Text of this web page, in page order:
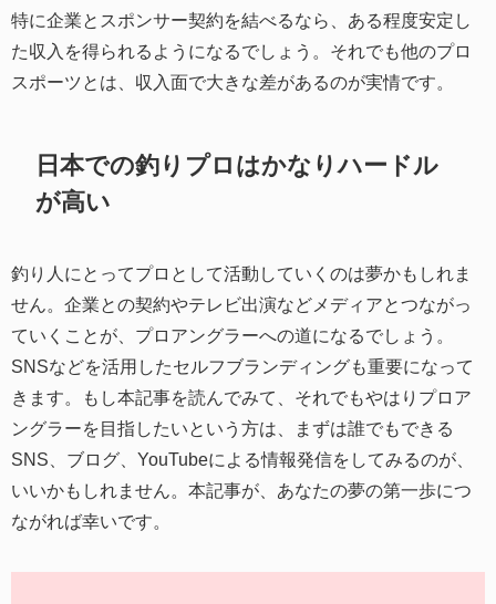
特に企業とスポンサー契約を結べるなら、ある程度安定し
た収入を得られるようになるでしょう。それでも他のプロ
スポーツとは、収入面で大きな差があるのが実情です。
日本での釣りプロはかなりハードル
が高い
釣り人にとってプロとして活動していくのは夢かもしれま
せん。企業との契約やテレビ出演などメディアとつながっ
ていくことが、プロアングラーへの道になるでしょう。
SNSなどを活用したセルフブランディングも重要になって
きます。もし本記事を読んでみて、それでもやはりプロア
ングラーを目指したいという方は、まずは誰でもできる
SNS、ブログ、YouTubeによる情報発信をしてみるのが、
いいかもしれません。本記事が、あなたの夢の第一歩につ
ながれば幸いです。